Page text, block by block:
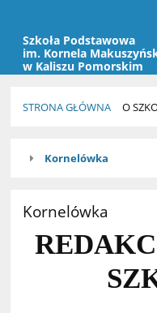
Szkoła Podstawowa
im. Kornela
w Kaliszu Pomorskim
STRONA GŁÓWNA O
Kornelówka
Kornelówka
Kornelówka